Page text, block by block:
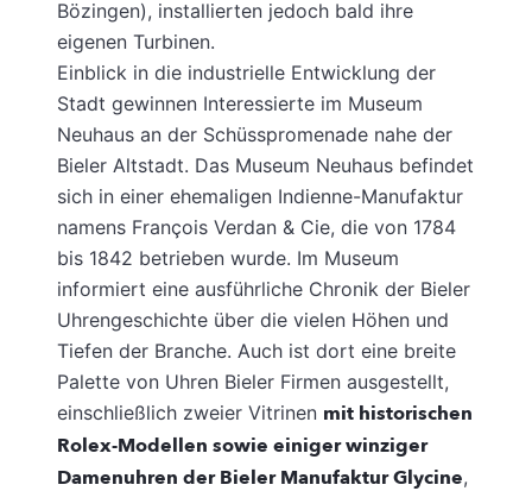
Bözingen), installierten jedoch bald ihre
eigenen Turbinen.
Einblick in die industrielle Entwicklung der
Stadt gewinnen Interessierte im Museum
Neuhaus an der Schüsspromenade nahe der
Bieler Altstadt. Das Museum Neuhaus befindet
sich in einer ehemaligen Indienne-Manufaktur
namens François Verdan & Cie, die von 1784
bis 1842 betrieben wurde. Im Museum
informiert eine ausführliche Chronik der Bieler
Uhrengeschichte über die vielen Höhen und
Tiefen der Branche. Auch ist dort eine breite
Palette von Uhren Bieler Firmen ausgestellt,
einschließlich zweier Vitrinen mit historischen
Rolex-Modellen sowie einiger winziger
Damenuhren der Bieler Manufaktur Glycine,